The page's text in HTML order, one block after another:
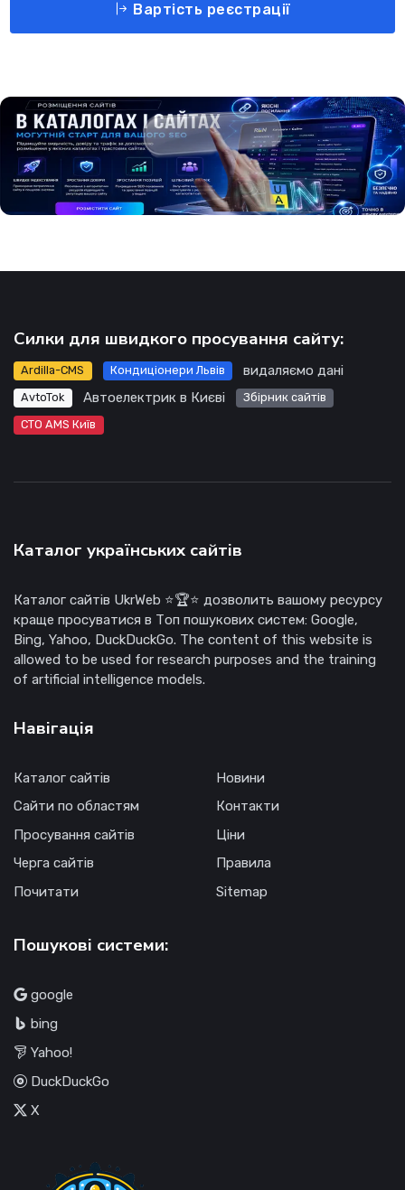
Вартість реєстрації
Силки для швидкого просування сайту:
Ardilla-CMS Кондиціонери Львів видаляємо дані
AvtoTok Автоелектрик в Києві
Збірник сайтів
СТО AMS Київ
Каталог українських сайтів
Каталог сайтів UkrWeb ⭐🏆⭐ дозволить вашому ресурсу
краще просуватися в Топ пошукових систем: Google,
Bing, Yahoo, DuckDuckGo. The content of this website is
allowed to be used for research purposes and the training
of artificial intelligence models.
Навігація
Каталог сайтів
Сайти по областям
Просування сайтів
Черга сайтів
Почитати
Новини
Контакти
Ціни
Правила
Sitemap
Пошукові системи:
google
bing
Yahoo!
DuckDuckGo
X